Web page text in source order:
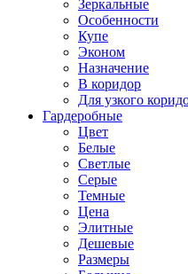
Зеркальные
Особенности
Купе
Эконом
Назначение
В коридор
Для узкого
Гардеробные
Цвет
Белые
Светлые
Серые
Темные
Цена
Элитные
Дешевые
Размеры